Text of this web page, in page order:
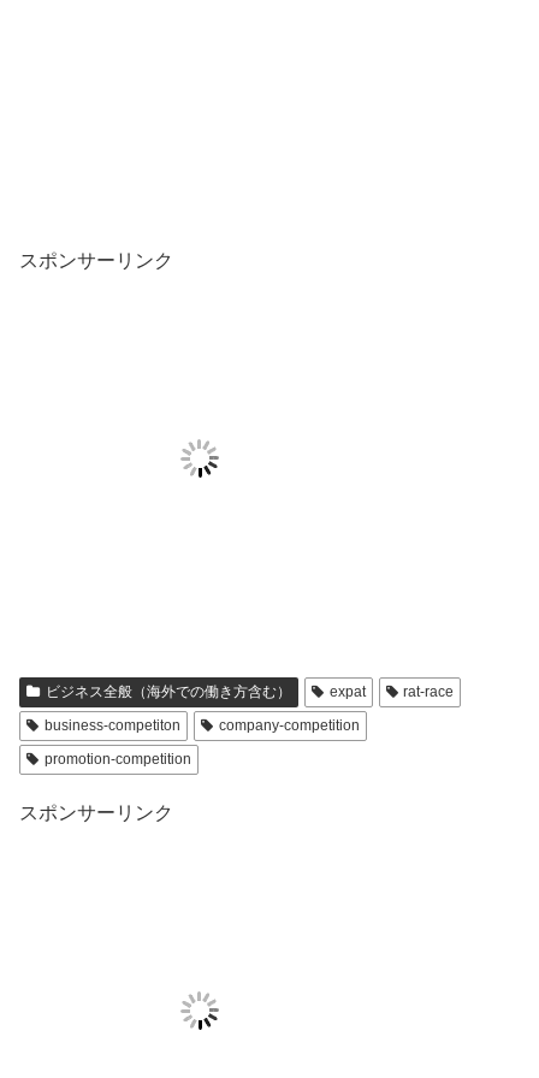
スポンサーリンク
ビジネス全般（海外での働き方含む） expat
rat-race
business-competiton
company-competition
promotion-competition
スポンサーリンク